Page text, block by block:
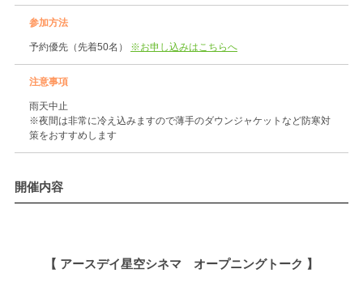
参加方法
予約優先（先着50名） ※お申し込みはこちらへ
注意事項
雨天中止
※夜間は非常に冷え込みますので薄手のダウンジャケットなど防寒対
策をおすすめします
開催内容
【 アースデイ星空シネマ オープニングトーク 】